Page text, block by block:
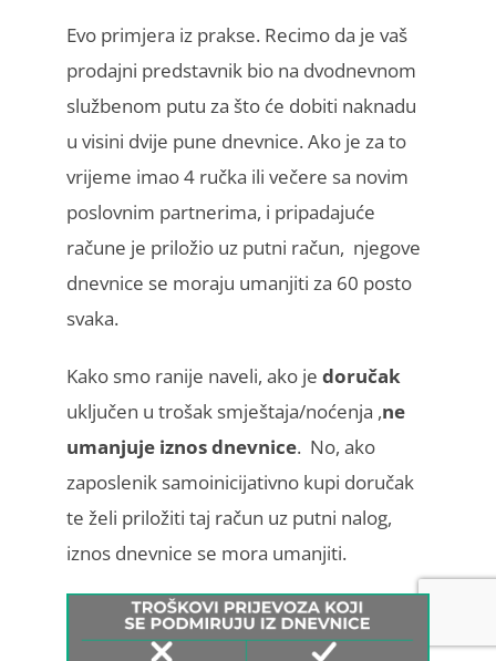
Evo primjera iz prakse. Recimo da je vaš
prodajni predstavnik bio na dvodnevnom
službenom putu za što će dobiti naknadu
u visini dvije pune dnevnice. Ako je za to
vrijeme imao 4 ručka ili večere sa novim
poslovnim partnerima, i pripadajuće
račune je priložio uz putni račun, njegove
dnevnice se moraju umanjiti za 60 posto
svaka.
Kako smo ranije naveli, ako je doručak
uključen u trošak smještaja/noćenja ,ne
umanjuje iznos dnevnice. No, ako
zaposlenik samoinicijativno kupi doručak
te želi priložiti taj račun uz putni nalog,
iznos dnevnice se mora umanjiti.